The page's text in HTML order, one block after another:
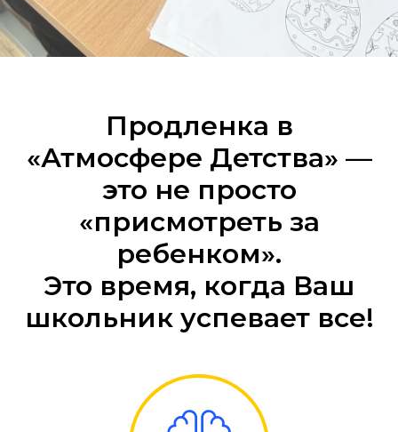
Продленка в
«Атмосфере Детства» —
это не просто
«присмотреть за
ребенком».
Это время, когда Ваш
школьник успевает все!